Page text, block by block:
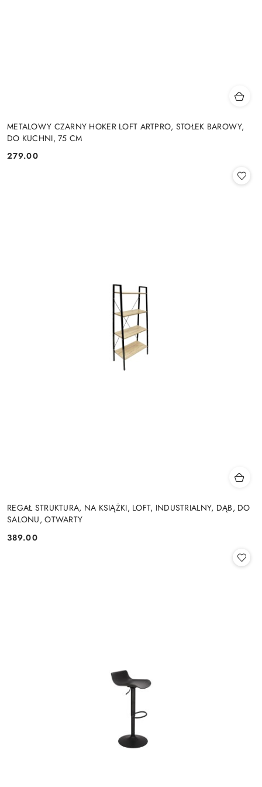
METALOWY CZARNY HOKER LOFT ARTPRO, STOŁEK BAROWY,
DO KUCHNI, 75 CM
Cena:
279.00
REGAŁ STRUKTURA, NA KSIĄŻKI, LOFT, INDUSTRIALNY, DĄB, DO
SALONU, OTWARTY
Cena:
389.00